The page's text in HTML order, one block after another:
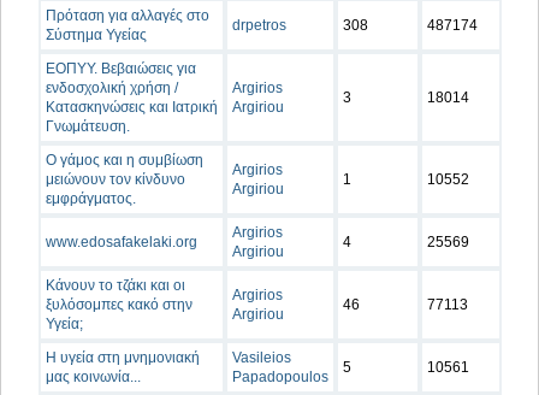
Πρόταση για αλλαγές στο
Σύστημα Υγείας
drpetros 308 487174
ΕΟΠΥΥ. Βεβαιώσεις για
ενδοσχολική χρήση /
Κατασκηνώσεις και Ιατρική
Γνωμάτευση.
Argirios
Argiriou
3 18014
Ο γάμος και η συμβίωση
μειώνουν τον κίνδυνο
εμφράγματος.
Argirios
Argiriou
1 10552
www.edosafakelaki.org
Argirios
Argiriou
4 25569
Κάνουν το τζάκι και οι
ξυλόσομπες κακό στην
Υγεία;
Argirios
Argiriou
46 77113
Η υγεία στη μνημονιακή
μας κοινωνία...
Vasileios
Papadopoulos
5 10561